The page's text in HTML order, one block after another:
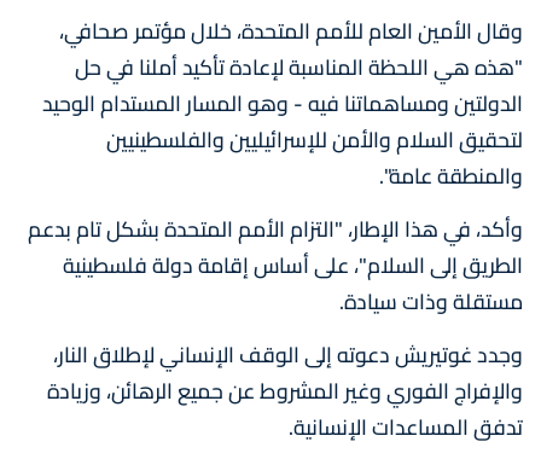
وقال الأمين العام للأمم المتحدة، خلال مؤتمر صحافي،
"هذه هي اللحظة المناسبة لإعادة تأكيد أملنا في حل
الدولتين ومساهماتنا فيه - وهو المسار المستدام الوحيد
لتحقيق السلام والأمن للإسرائيليين والفلسطينيين
والمنطقة عامة".
وأكد، في هذا الإطار، "التزام الأمم المتحدة بشكل تام بدعم
الطريق إلى السلام"، على أساس إقامة دولة فلسطينية
مستقلة وذات سيادة.
وجدد غوتيريش دعوته إلى الوقف الإنساني لإطلاق النار،
والإفراج الفوري وغير المشروط عن جميع الرهائن، وزيادة
تدفق المساعدات الإنسانية.